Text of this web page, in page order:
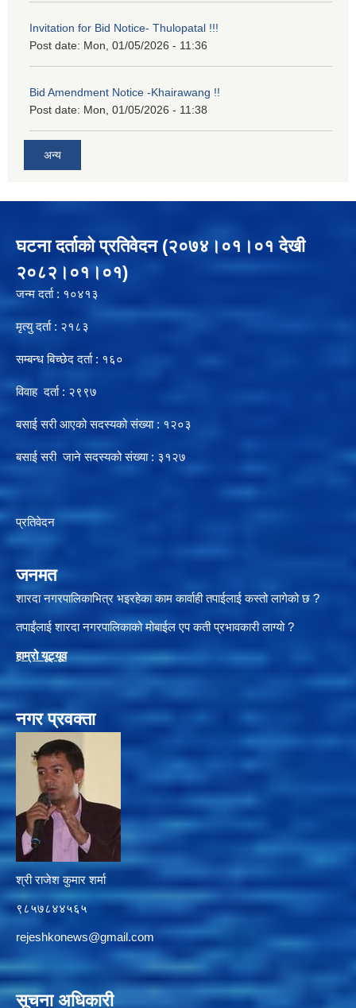
Invitation for Bid Notice- Thulopatal !!!
Post date: Mon, 01/05/2026 - 11:36
Bid Amendment Notice -Khairawang !!
Post date: Mon, 01/05/2026 - 11:38
अन्य
घटना दर्ताको प्रतिवेदन (२०७४।०१।०१ देखी
२०८२।०१।०१)
जन्म दर्ता : १०४१३
मृत्यु दर्ता : २१८३
सम्बन्ध बिच्छेद दर्ता : १६०
विवाह दर्ता : २९९७
बसाई सरी आएको सदस्यको संख्या : १२०३
बसाई सरी जाने सदस्यको संख्या : ३१२७
प्रतिवेदन
जनमत
शारदा नगरपालिकाभित्र भइरहेका काम कार्वाही तपाईलाई कस्तो लागेको छ ?
तपाईंलाई शारदा नगरपालिकाको मोबाईल एप कती प्रभावकारी लाग्यो ?
हाम्रो यूट्यूव
नगर प्रवक्ता
श्री राजेश कुमार शर्मा
९८५७८४४५६५
rejeshkonews@gmail.com
सूचना अधिकारी